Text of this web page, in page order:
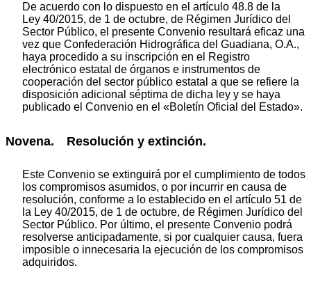
De acuerdo con lo dispuesto en el artículo 48.8 de la
Ley 40/2015, de 1 de octubre, de Régimen Jurídico del
Sector Público, el presente Convenio resultará eficaz una
vez que Confederación Hidrográfica del Guadiana, O.A.,
haya procedido a su inscripción en el Registro
electrónico estatal de órganos e instrumentos de
cooperación del sector público estatal a que se refiere la
disposición adicional séptima de dicha ley y se haya
publicado el Convenio en el «Boletín Oficial del Estado».
Novena. Resolución y extinción.
Este Convenio se extinguirá por el cumplimiento de todos
los compromisos asumidos, o por incurrir en causa de
resolución, conforme a lo establecido en el artículo 51 de
la Ley 40/2015, de 1 de octubre, de Régimen Jurídico del
Sector Público. Por último, el presente Convenio podrá
resolverse anticipadamente, si por cualquier causa, fuera
imposible o innecesaria la ejecución de los compromisos
adquiridos.